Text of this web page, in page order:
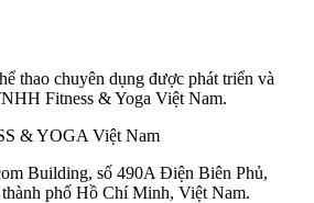
thao chuyên dụng được phát triển và
Fitness & Yoga Việt Nam.
& YOGA Việt Nam
Building, số 490A Điện Biên Phủ,
phố Hồ Chí Minh, Việt Nam.